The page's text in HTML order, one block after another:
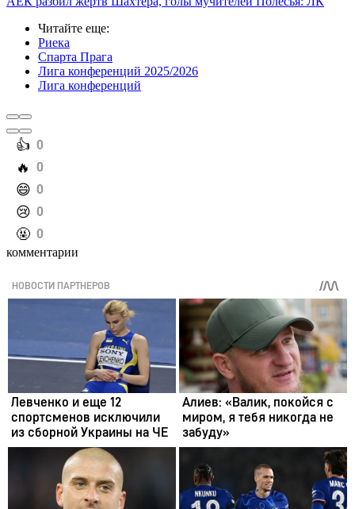
Читайте еще:
Риека
Спарта Прага
Лига конференций 2025/2026
Лига конференций
️👍 0
️🔥 0
️😄 0
️😢 0
️🤬 0
комментарии